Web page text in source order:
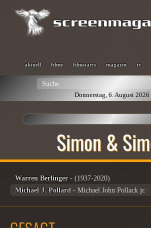
aktuell filme filmstarts magazin tv
Donnerstag, 6. August 2026
Simon &
Warren Berlinger- (1937-2020)
Michael J. Pollard - Michael John Pollack jr.